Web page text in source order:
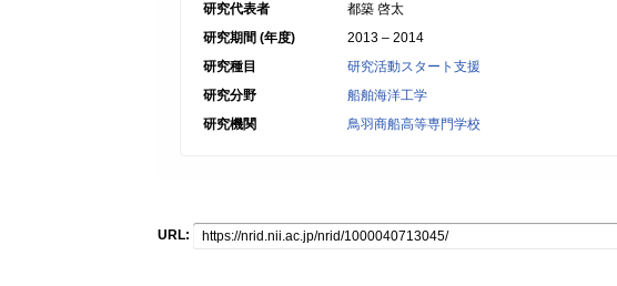
研究代表者
都築 啓太
研究期間 (年度)
2013 – 2014
研究種目
研究活動スタート支援
研究分野
船舶海洋工学
研究機関
鳥羽商船高等専門学校
URL: